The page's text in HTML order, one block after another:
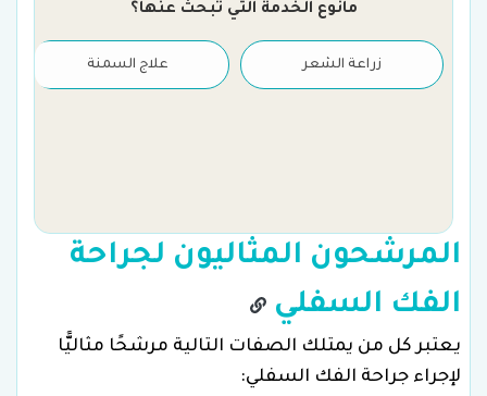
مانوع الخدمة التي تبحث عنها؟
زراعة الشعر علاج السمنة
المرشحون المثاليون لجراحة
الفك السفلي
يعتبر كل من يمتلك الصفات التالية مرشحًا مثاليًّا
لإجراء جراحة الفك السفلي: